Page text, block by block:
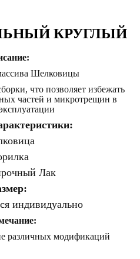
КРУГЛЫЙ
Шелковицы
что позволяет избежать
частей и микротрещин в
Лак
индивидуально
различных модификаций